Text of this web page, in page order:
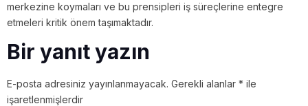
merkezine koymaları ve bu prensipleri iş süreçlerine entegre
etmeleri kritik önem taşımaktadır.
Bir yanıt yazın
E-posta adresiniz yayınlanmayacak. Gerekli alanlar * ile
işaretlenmişlerdir